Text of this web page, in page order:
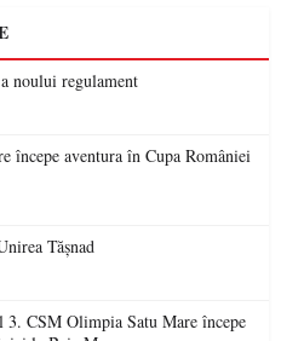
noului regulament
în Cupa României
Tășnad
CSM Olimpia Satu Mare începe